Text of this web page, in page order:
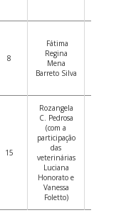
8
Fátima
Regina
Mena
Barreto Silva
15
Rozangela
C. Pedrosa
(com a
participação
das
veterinárias
Luciana
Honorato e
Vanessa
Foletto)